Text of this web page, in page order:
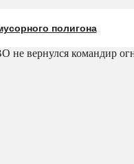
полигона